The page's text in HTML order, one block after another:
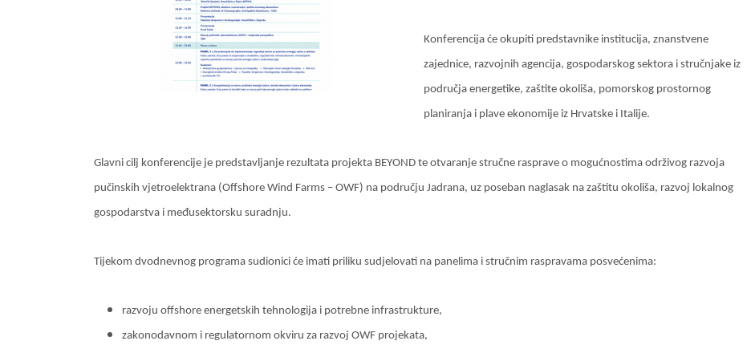
Konferencija će okupiti predstavnike institucija, znanstvene
zajednice, razvojnih agencija, gospodarskog sektora i stručnjake iz
područja energetike, zaštite okoliša, pomorskog prostornog
planiranja i plave ekonomije iz Hrvatske i Italije.
Glavni cilj konferencije je predstavljanje rezultata projekta BEYOND te otvaranje stručne rasprave o mogućnostima održivog razvoja
pučinskih vjetroelektrana (Offshore Wind Farms – OWF) na području Jadrana, uz poseban naglasak na zaštitu okoliša, razvoj lokalnog
gospodarstva i međusektorsku suradnju.
Tijekom dvodnevnog programa sudionici će imati priliku sudjelovati na panelima i stručnim raspravama posvećenima:
razvoju offshore energetskih tehnologija i potrebne infrastrukture,
zakonodavnom i regulatornom okviru za razvoj OWF projekata,